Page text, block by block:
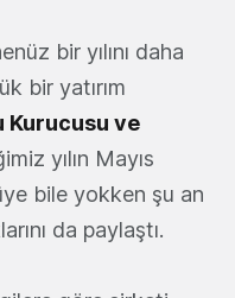
bir yılını daha
bir yatırım
Kurucusu ve
yılın Mayıs
bile yokken şu an
da paylaştı.